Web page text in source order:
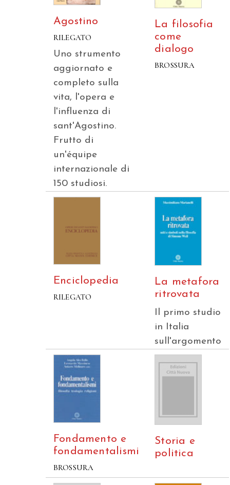
Agostino
RILEGATO
Uno strumento
aggiornato e
completo sulla
vita, l'opera e
l'influenza di
sant'Agostino.
Frutto di
un'équipe
internazionale di
150 studiosi.
La filosofia
come
dialogo
BROSSURA
Enciclopedia
RILEGATO
La metafora
ritrovata
Il primo studio
in Italia
sull'argomento
Fondamento e
fondamentalismi
BROSSURA
Storia e
politica